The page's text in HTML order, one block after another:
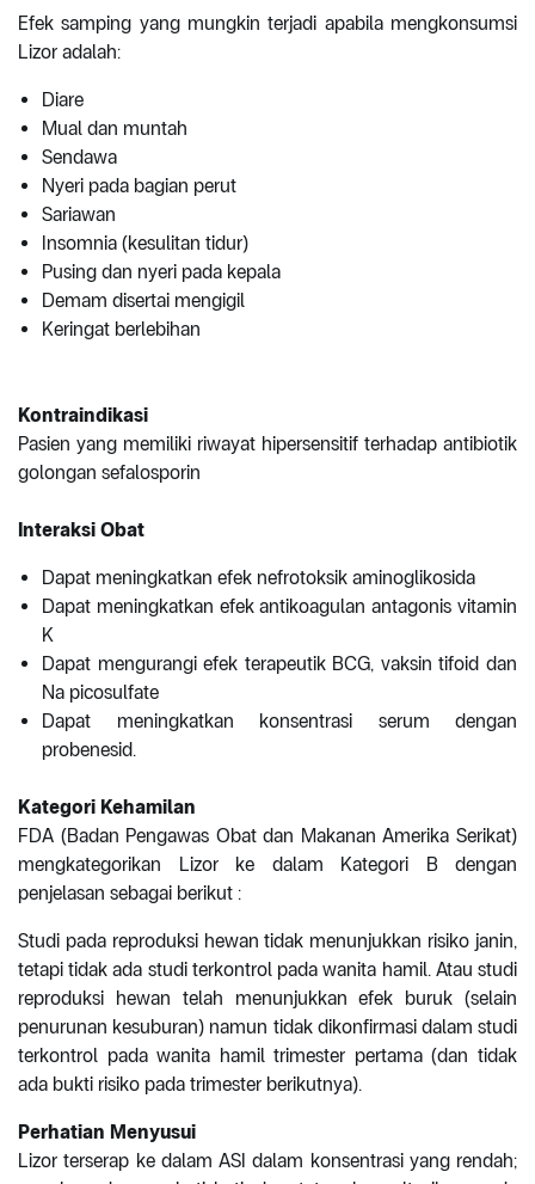
Efek samping yang mungkin terjadi apabila mengkonsumsi
Lizor adalah:
Diare
Mual dan muntah
Sendawa
Nyeri pada bagian perut
Sariawan
Insomnia (kesulitan tidur)
Pusing dan nyeri pada kepala
Demam disertai mengigil
Keringat berlebihan
Kontraindikasi
Pasien yang memiliki riwayat hipersensitif terhadap antibiotik
golongan sefalosporin
Interaksi Obat
Dapat meningkatkan efek nefrotoksik aminoglikosida
Dapat meningkatkan efek antikoagulan antagonis vitamin
K
Dapat mengurangi efek terapeutik BCG, vaksin tifoid dan
Na picosulfate
Dapat meningkatkan konsentrasi serum dengan
probenesid.
Kategori Kehamilan
FDA (Badan Pengawas Obat dan Makanan Amerika Serikat)
mengkategorikan Lizor ke dalam Kategori B dengan
penjelasan sebagai berikut :
Studi pada reproduksi hewan tidak menunjukkan risiko janin,
tetapi tidak ada studi terkontrol pada wanita hamil. Atau studi
reproduksi hewan telah menunjukkan efek buruk (selain
penurunan kesuburan) namun tidak dikonfirmasi dalam studi
terkontrol pada wanita hamil trimester pertama (dan tidak
ada bukti risiko pada trimester berikutnya).
Perhatian Menyusui
Lizor terserap ke dalam ASI dalam konsentrasi yang rendah;